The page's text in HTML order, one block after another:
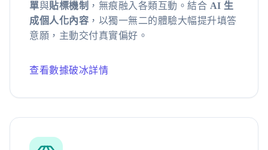
單與貼標機制 ，無痕融入各類互動。結合 AI 生
成個人化內容 ，以獨一無二的體驗大幅提升填答
意願，主動交付真實偏好。
查看數據破冰詳情